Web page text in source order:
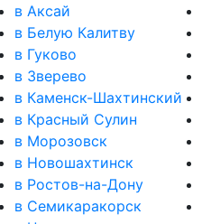
в Аксай
в Белую Калитву
в Гуково
в Зверево
в Каменск-Шахтинский
в Красный Сулин
в Морозовск
в Новошахтинск
в Ростов-на-Дону
в Семикаракорск